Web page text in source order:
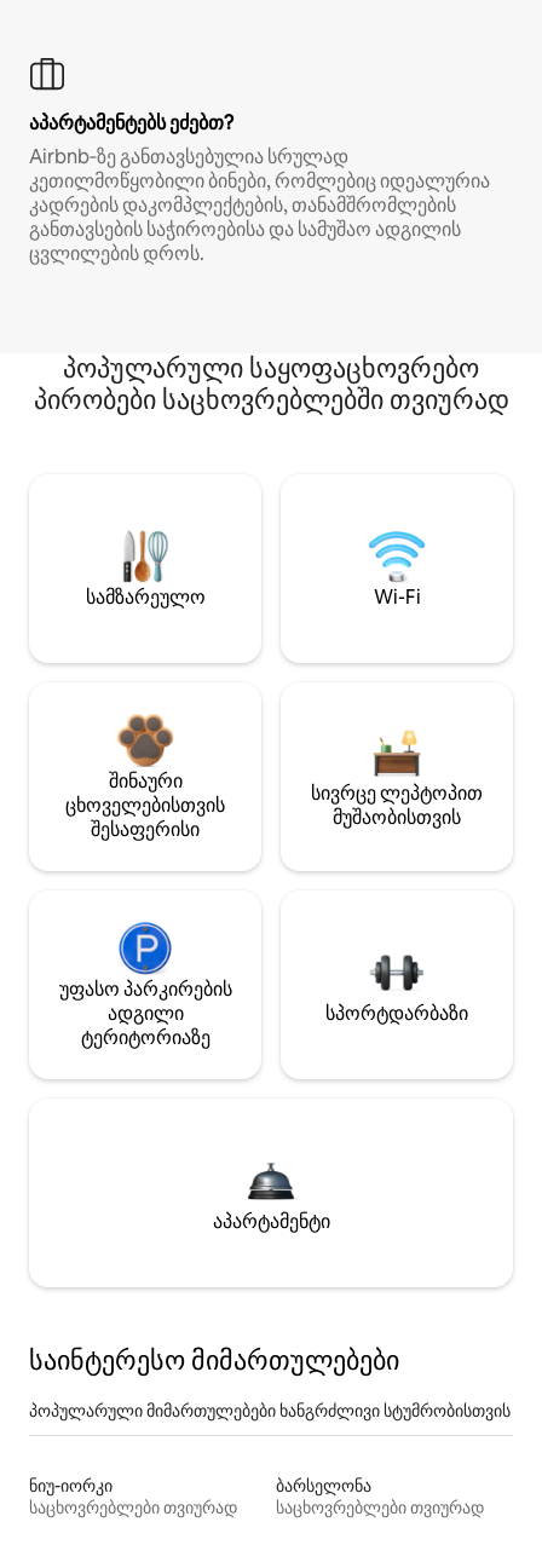
აპარტამენტებს ეძებთ?
Airbnb‑ზე განთავსებულია სრულად
კეთილმოწყობილი ბინები, რომლებიც იდეალურია
კადრების დაკომპლექტების, თანამშრომლების
განთავსების საჭიროებისა და სამუშაო ადგილის
ცვლილების დროს.
პოპულარული საყოფაცხოვრებო
პირობები საცხოვრებლებში თვიურად
სამზარეულო Wi-Fi
შინაური
ცხოველებისთვის
შესაფერისი
სივრცე ლეპტოპით
მუშაობისთვის
უფასო პარკირების
ადგილი
ტერიტორიაზე
სპორტდარბაზი
აპარტამენტი
საინტერესო მიმართულებები
პოპულარული მიმართულებები ხანგრძლივი სტუმრობისთვის
ნიუ-იორკი
საცხოვრებლები თვიურად
ბარსელონა
საცხოვრებლები თვიურად